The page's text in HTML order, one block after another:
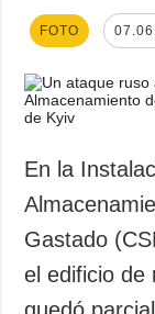
FOTO
En la
Gastado
el edificio de